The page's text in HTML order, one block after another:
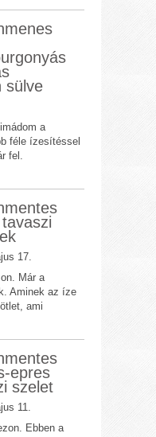
sülve
a
féle ízesítéssel
fel.
17.
Már a
Aminek az íze
ami
epres
szelet
11.
Ebben a